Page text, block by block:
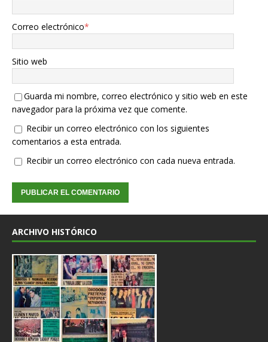
Correo electrónico*
Sitio web
Guarda mi nombre, correo electrónico y sitio web en este
navegador para la próxima vez que comente.
Recibir un correo electrónico con los siguientes
comentarios a esta entrada.
Recibir un correo electrónico con cada nueva entrada.
ARCHIVO HISTÓRICO